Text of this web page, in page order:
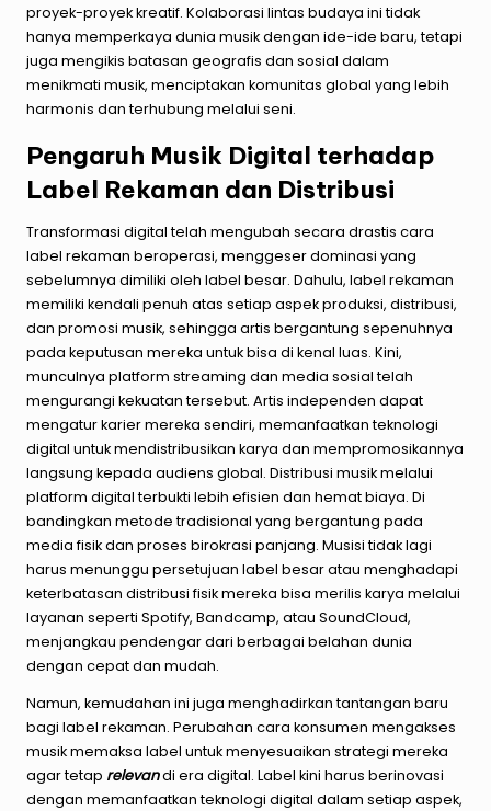
proyek-proyek kreatif. Kolaborasi lintas budaya ini tidak
hanya memperkaya dunia musik dengan ide-ide baru, tetapi
juga mengikis batasan geografis dan sosial dalam
menikmati musik, menciptakan komunitas global yang lebih
harmonis dan terhubung melalui seni.
Pengaruh Musik Digital terhadap
Label Rekaman dan Distribusi
Transformasi digital telah mengubah secara drastis cara
label rekaman beroperasi, menggeser dominasi yang
sebelumnya dimiliki oleh label besar. Dahulu, label rekaman
memiliki kendali penuh atas setiap aspek produksi, distribusi,
dan promosi musik, sehingga artis bergantung sepenuhnya
pada keputusan mereka untuk bisa di kenal luas. Kini,
munculnya platform streaming dan media sosial telah
mengurangi kekuatan tersebut. Artis independen dapat
mengatur karier mereka sendiri, memanfaatkan teknologi
digital untuk mendistribusikan karya dan mempromosikannya
langsung kepada audiens global. Distribusi musik melalui
platform digital terbukti lebih efisien dan hemat biaya. Di
bandingkan metode tradisional yang bergantung pada
media fisik dan proses birokrasi panjang. Musisi tidak lagi
harus menunggu persetujuan label besar atau menghadapi
keterbatasan distribusi fisik mereka bisa merilis karya melalui
layanan seperti Spotify, Bandcamp, atau SoundCloud,
menjangkau pendengar dari berbagai belahan dunia
dengan cepat dan mudah.
Namun, kemudahan ini juga menghadirkan tantangan baru
bagi label rekaman. Perubahan cara konsumen mengakses
musik memaksa label untuk menyesuaikan strategi mereka
agar tetap relevandi era digital. Label kini harus berinovasi
dengan memanfaatkan teknologi digital dalam setiap aspek,